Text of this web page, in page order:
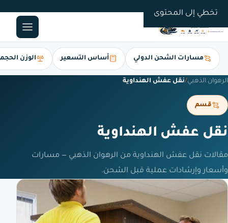
تخطي إلى المحتوى
مسارات الشحن الدولي أساس التسعير الوزن
الرهوان الذهبي/نقل عفش الهنداوية
قسم
نقل عفش الهنداوية
مقالات نقل عفش الهنداوية من الرهوان الذهبي — مسارات
وأسعار وإرشادات عملية قبل الشحن.